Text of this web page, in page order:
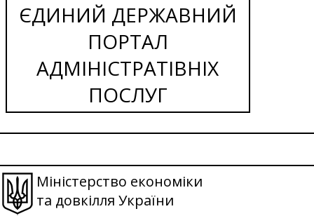
ЄДИНИЙ ДЕРЖАВНИЙ
ПОРТАЛ
АДМІНІСТРАТІВНІХ
ПОСЛУГ
Міністерство економіки
та довкілля України